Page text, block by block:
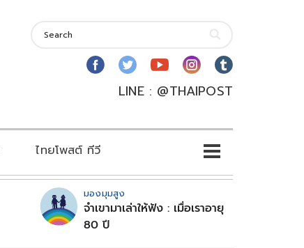
LINE : @THAIPOST
ไทยโพสต์ ทีวี
มองมุมสูง
จำเขามาเล่าให้ฟัง : เมื่อเราอายุ
80 ปี